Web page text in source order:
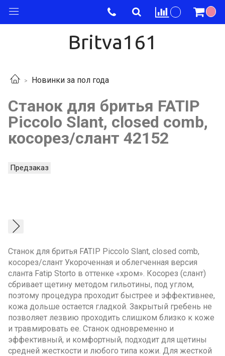
Britva161
Новинки за пол года
Станок для бритья FATIP
Piccolo Slant, closed comb,
косорез/слант 42152
Предзаказ
Станок для бритья FATIP Piccolo Slant, closed comb,
косорез/слант Укороченная и облегченная версия
сланта Fatip Storto в оттенке «хром». Косорез (слант)
сбривает щетину методом гильотины, под углом,
поэтому процедура проходит быстрее и эффективнее,
кожа дольше остается гладкой. Закрытый гребень не
позволяет лезвию проходить слишком близко к коже
и травмировать ее. Станок одновременно и
эффективный, и комфортный, подходит для щетины
средней жесткости и любого типа кожи. Для жесткой